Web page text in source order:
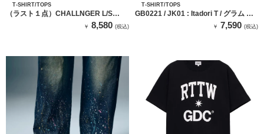
T-SHIRT/TOPS
（ラスト１点）CHALLNGER L/S
ROSEGIRL TEE（BLACK）
￥ 8,580 (税込)
T-SHIRT/TOPS
GB0221 / JK01 : Itadori T / グラム イ
￥ 7,590 (税込)